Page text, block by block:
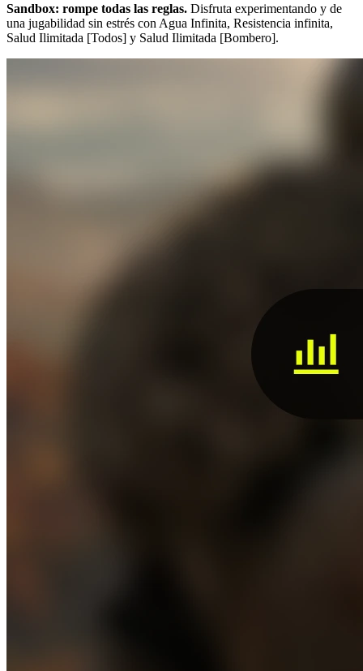
Sandbox: rompe todas las reglas. Disfruta experimentando y de
una jugabilidad sin estrés con Agua Infinita, Resistencia infinita,
Salud Ilimitada [Todos] y Salud Ilimitada [Bombero].